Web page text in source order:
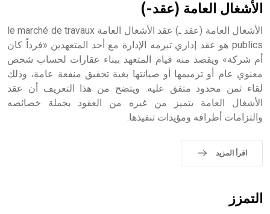
- هل تعلم أن أبجر Abgar اسم معروف جيداً يعود إلى عدد من
الملوك الذين حكموا مدينة إديسا (الرها) من أبجر الأول وحتى
التاسع، وهم ينتسبون إلى أسرة أوسروين
الأشغال العامة (عقد-)
الأشغال العامة (عقد ـ) عقد الأشغال العامة le marché de travaux
publics هو عقد إداري تبرمه الإدارة مع أحد المتعهدين «فرداً كان
أم شركة» ويقصد منه قيام المتعهد ببناء عقارات لحساب شخص
معنوي عام أو ترميمها أو صيانتها بغية تحقيق منفعة عامة، وذلك
لقاء ثمن محدود متفق عليه. ويتضح من هذا التعريف أن عقد
الأشغال العامة يتميز من غيره من العقود بجملة خصائصه
والتزامات أطرافه ومؤيدات تنفيذها.
اقرأ المزيد
التمزز